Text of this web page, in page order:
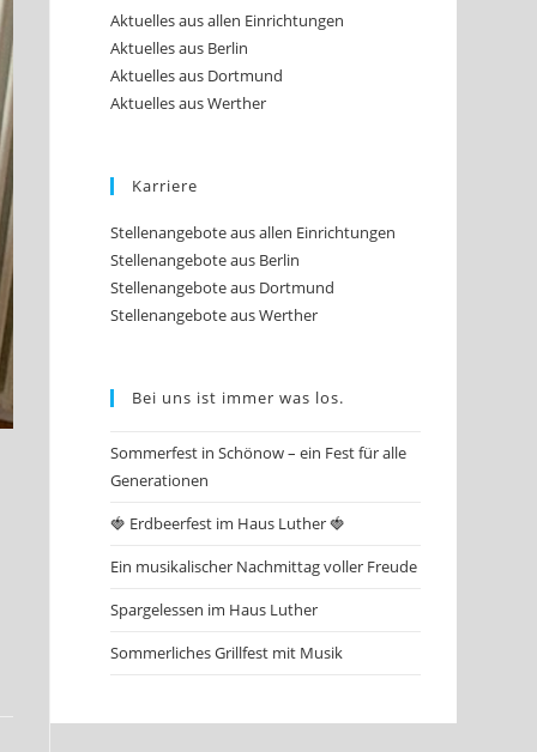
Aktuelles aus allen Einrichtungen
Aktuelles aus Berlin
Aktuelles aus Dortmund
Aktuelles aus Werther
Karriere
Stellenangebote aus allen Einrichtungen
Stellenangebote aus Berlin
Stellenangebote aus Dortmund
Stellenangebote aus Werther
Bei uns ist immer was los.
Sommerfest in Schönow – ein Fest für alle
Generationen
🍓 Erdbeerfest im Haus Luther 🍓
Ein musikalischer Nachmittag voller Freude
Spargelessen im Haus Luther
Sommerliches Grillfest mit Musik